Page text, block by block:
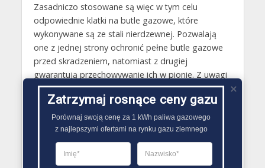
Zasadniczo stosowane są więc w tym celu
odpowiednie klatki na butle gazowe, które
wykonywane są ze stali nierdzewnej. Pozwalają
one z jednej strony ochronić pełne butle gazowe
przed skradzeniem, natomiast z drugiej
gwarantują przechowywanie ich w pionie. Z uwagi
na bezpieczeństwo klatka na butle gazowe musi
być umieszczona w miejscu zacienionym i
oddalonym od źródła ciepła..
PORÓWNYWARKA OFERT GAZU
Zatrzymaj rosnące ceny gazu
Porównaj swoją cenę za 1 kWh paliwa gazowego
z najlepszymi ofertami na rynku gazu ziemnego